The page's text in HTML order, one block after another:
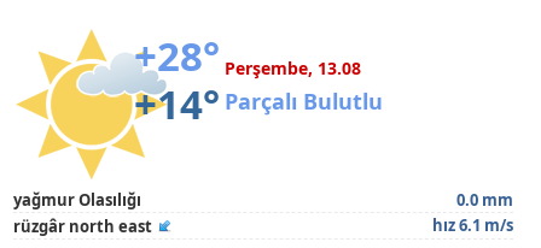
+28°
+14°
Perşembe, 13.08
Parçalı Bulutlu
yağmur Olasılığı
0.0 mm
rüzgâr north east
hız 6.1 m/s